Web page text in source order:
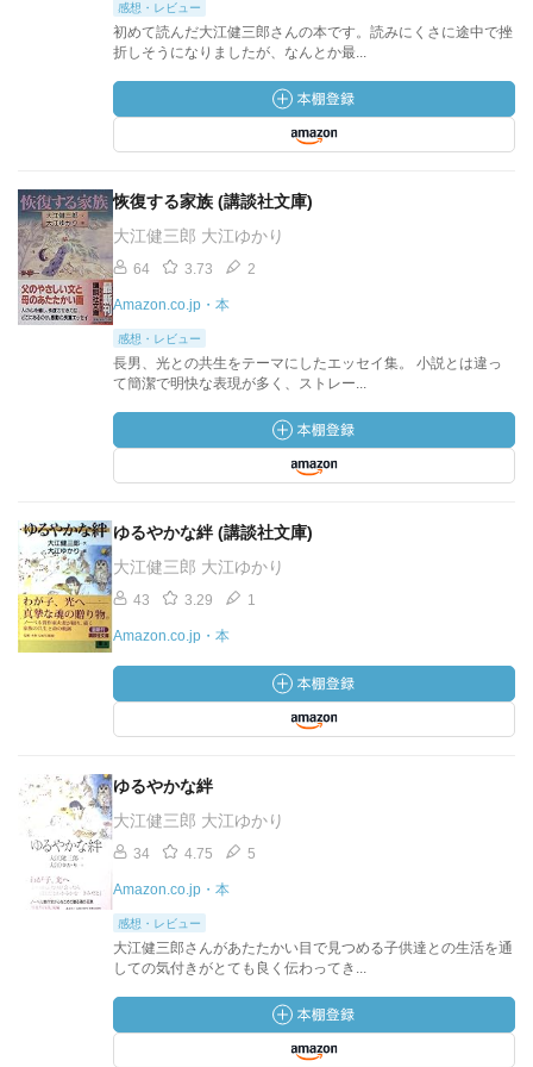
感想・レビュー
初めて読んだ大江健三郎さんの本です。読みにくさに途中で挫
折しそうになりましたが、なんとか最...
恢復する家族 (講談社文庫)
大江健三郎 大江ゆかり
64 3.73 2
Amazon.co.jp・本
感想・レビュー
長男、光との共生をテーマにしたエッセイ集。 小説とは違っ
て簡潔で明快な表現が多く、ストレー...
ゆるやかな絆 (講談社文庫)
大江健三郎 大江ゆかり
43 3.29 1
Amazon.co.jp・本
ゆるやかな絆
大江健三郎 大江ゆかり
34 4.75 5
Amazon.co.jp・本
感想・レビュー
大江健三郎さんがあたたかい目で見つめる子供達との生活を通
しての気付きがとても良く伝わってき...